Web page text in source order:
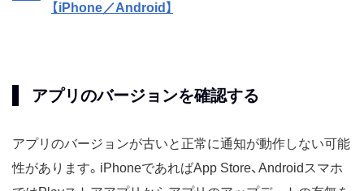
【iPhone／Android】
アプリのバージョンを確認する
アプリのバージョンが古いと正常に通知が動作しない可能
性があります。iPhoneであればApp Store、Androidスマホ